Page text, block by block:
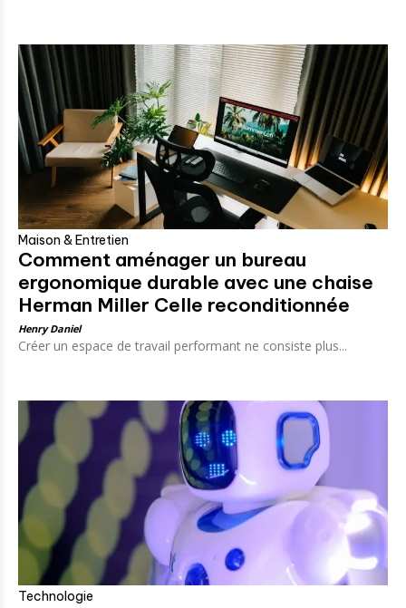
Maison & Entretien
Comment aménager un bureau
ergonomique durable avec une chaise
Herman Miller Celle reconditionnée
Henry Daniel
Créer un espace de travail performant ne consiste plus...
Technologie